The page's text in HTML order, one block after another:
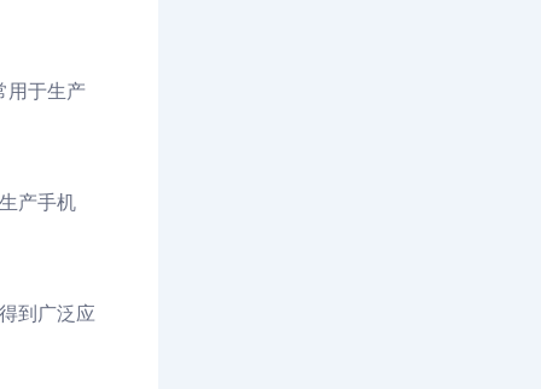
用于生产
产手机
到广泛应